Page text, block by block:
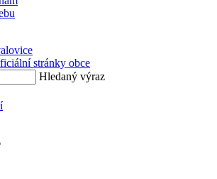
stránky obce
Hledaný výraz